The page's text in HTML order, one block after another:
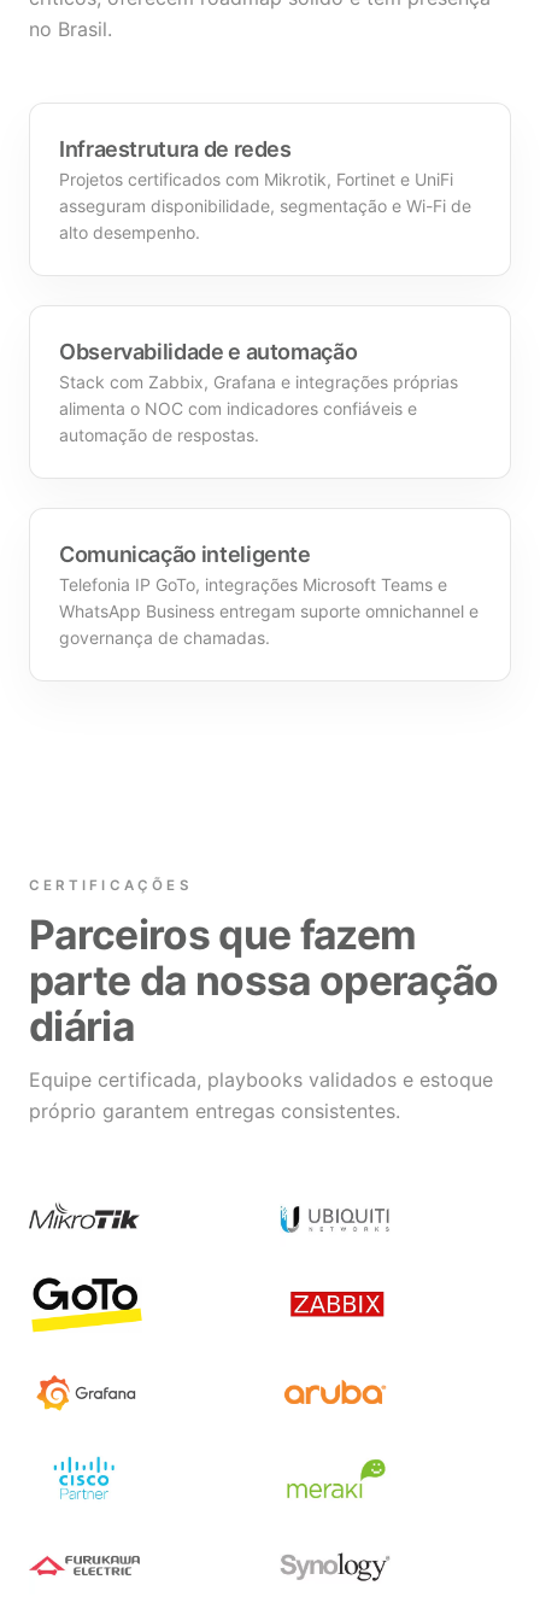
no Brasil.
Infraestrutura de redes
Projetos certificados com Mikrotik, Fortinet e UniFi
asseguram disponibilidade, segmentação e Wi-Fi de
alto desempenho.
Observabilidade e automação
Stack com Zabbix, Grafana e integrações próprias
alimenta o NOC com indicadores confiáveis e
automação de respostas.
Comunicação inteligente
Telefonia IP GoTo, integrações Microsoft Teams e
WhatsApp Business entregam suporte omnichannel e
governança de chamadas.
CERTIFICAÇÕES
Parceiros que fazem
parte da nossa operação
diária
Equipe certificada, playbooks validados e estoque
próprio garantem entregas consistentes.